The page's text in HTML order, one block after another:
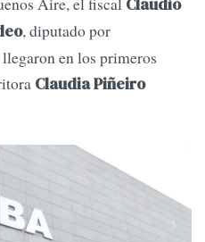
Claudio
, diputado por
en los primeros
Claudia Piñeiro